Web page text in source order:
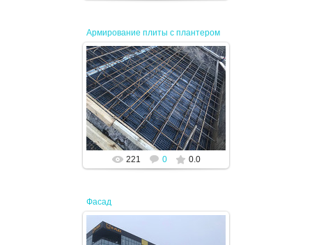
Армирование плиты с плантером
12.04.2024
JENEK
221 0 0.0
Фасад